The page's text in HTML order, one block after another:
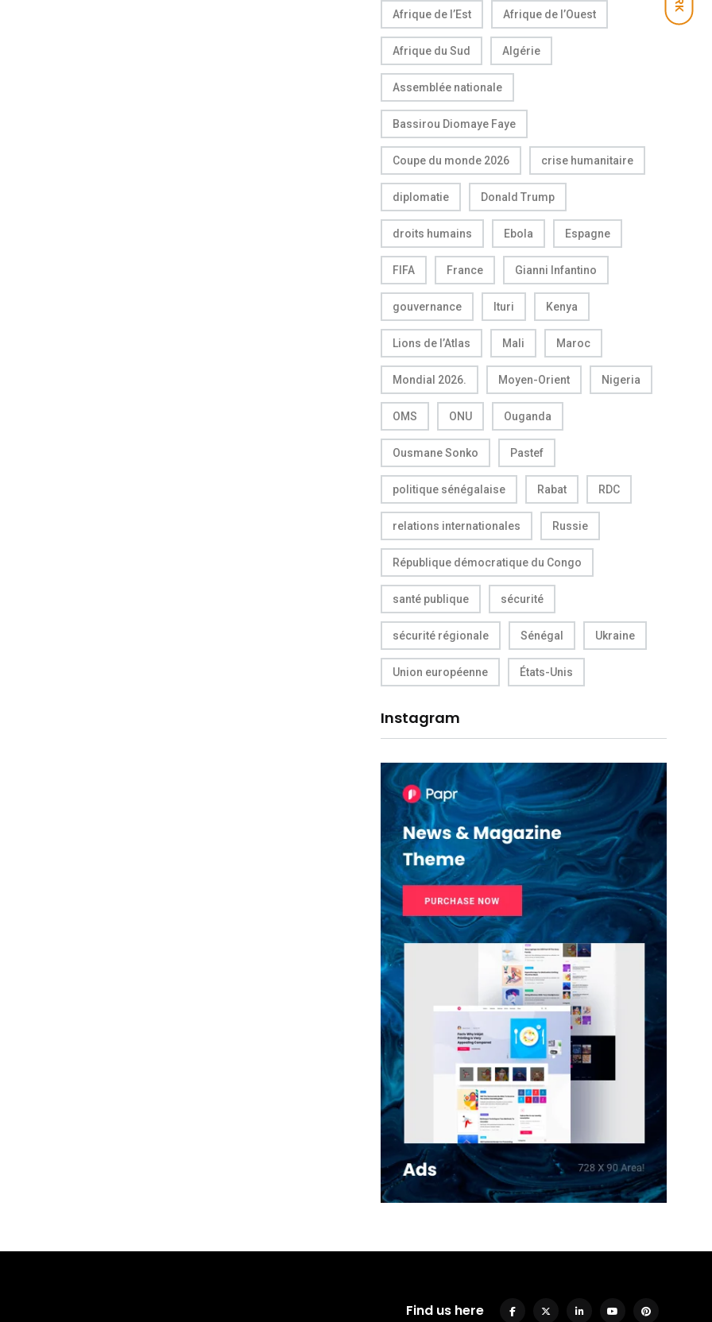
Afrique de l’Est Afrique de l’Ouest
Afrique du Sud Algérie
Assemblée nationale
Bassirou Diomaye Faye
Coupe du monde 2026 crise humanitaire
diplomatie Donald Trump
droits humains Ebola Espagne
FIFA France Gianni Infantino
gouvernance Ituri Kenya
Lions de l’Atlas Mali Maroc
Mondial 2026. Moyen-Orient Nigeria
OMS ONU Ouganda
Ousmane Sonko Pastef
politique sénégalaise Rabat RDC
relations internationales Russie
République démocratique du Congo
santé publique sécurité
sécurité régionale Sénégal Ukraine
Union européenne États-Unis
Instagram
Find us here